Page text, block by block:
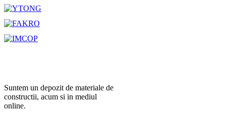
Suntem un depozit de materiale de
constructii, acum si in mediul
online.